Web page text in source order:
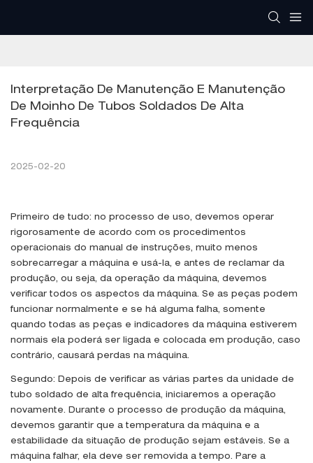
Interpretação De Manutenção E Manutenção
De Moinho De Tubos Soldados De Alta
Frequência
2025-02-20
Primeiro de tudo: no processo de uso, devemos operar
rigorosamente de acordo com os procedimentos
operacionais do manual de instruções, muito menos
sobrecarregar a máquina e usá-la, e antes de reclamar da
produção, ou seja, da operação da máquina, devemos
verificar todos os aspectos da máquina. Se as peças podem
funcionar normalmente e se há alguma falha, somente
quando todas as peças e indicadores da máquina estiverem
normais ela poderá ser ligada e colocada em produção, caso
contrário, causará perdas na máquina.
Segundo: Depois de verificar as várias partes da unidade de
tubo soldado de alta frequência, iniciaremos a operação
novamente. Durante o processo de produção da máquina,
devemos garantir que a temperatura da máquina e a
estabilidade da situação de produção sejam estáveis. Se a
máquina falhar, ela deve ser removida a tempo. Pare a